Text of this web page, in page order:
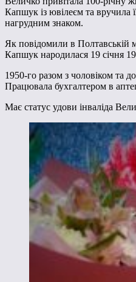
Капшук із ювілеєм та вручила
нагрудним знаком.
Як повідомили в Полтавській
Капшук народилася 19 січня
1950-го разом з чоловіком та
Працювала бухгалтером в
Має статус удови інваліда